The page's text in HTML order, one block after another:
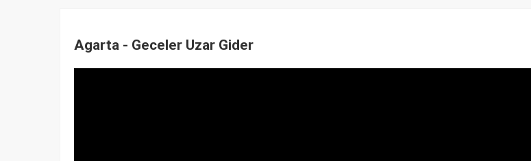
Agarta - Geceler Uzar Gider